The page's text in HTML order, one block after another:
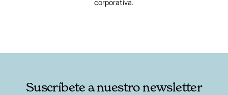
corporativa.
Suscríbete a nuestro newsletter